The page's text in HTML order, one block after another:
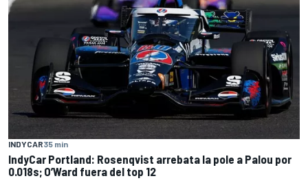
INDYCAR35 min
IndyCar Portland: Rosenqvist arrebata la pole a Palou por
0.018s; O’Ward fuera del top 12